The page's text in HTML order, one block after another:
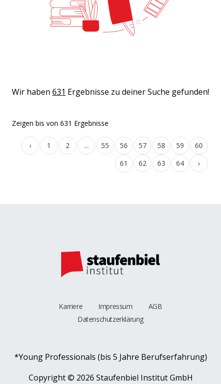
Wir haben 631 Ergebnisse zu deiner Suche gefunden!
Zeigen bis von 631 Ergebnisse
‹ 1 2 ... 55 56 57 58 59
60
61
62 63 64 ›
Karriere Impressum
AGB
Datenschutzerklärung
*Young Professionals (bis 5 Jahre Berufserfahrung)
Copyright © 2026 Staufenbiel Institut GmbH